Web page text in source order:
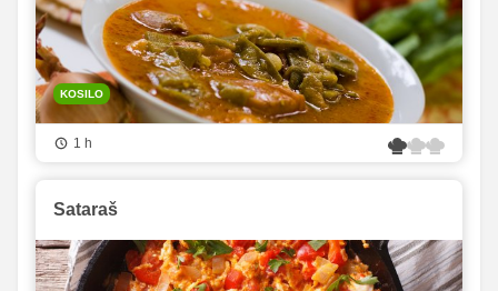
KOSILO
1 h
Sataraš